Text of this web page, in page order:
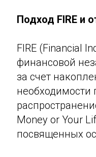
Подход FIRE и
FIRE (Financial
финансовой
за счет
необходимости
Money or Your
посвященных